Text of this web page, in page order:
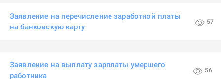
Заявление на перечисление заработной платы
на банковскую карту
57
Заявление на выплату зарплаты умершего
работника
56